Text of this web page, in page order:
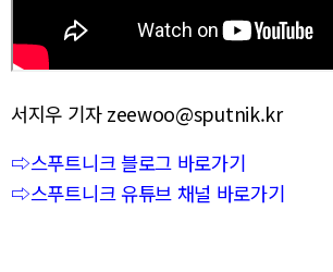
서지우 기자 zeewoo@sputnik.kr
⇨스푸트니크 블로그 바로가기
⇨스푸트니크 유튜브 채널 바로가기